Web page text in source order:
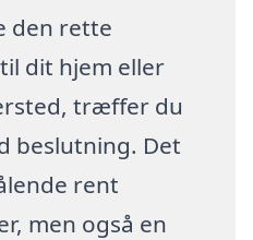
den rette
dit hjem eller
træffer du
beslutning. Det
rent
men også en